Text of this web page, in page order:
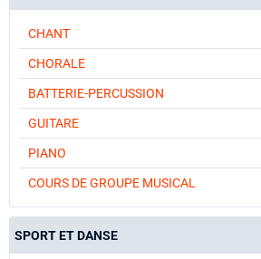
CHANT
CHORALE
BATTERIE-PERCUSSION
GUITARE
PIANO
COURS DE GROUPE MUSICAL
SPORT ET DANSE